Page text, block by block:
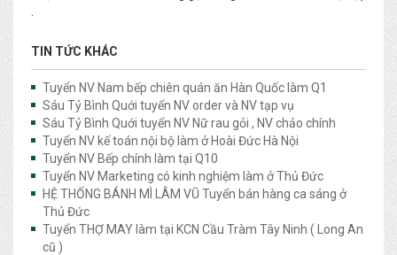
TIN TỨC KHÁC
Tuyển NV Nam bếp chiên quán ăn Hàn Quốc làm Q1
Sáu Tỷ Bình Quới tuyển NV order và NV tạp vụ
Sáu Tỷ Bình Quới tuyển NV Nữ rau gỏi , NV chảo chính
Tuyển NV kế toán nội bộ làm ở Hoài Đức Hà Nội
Tuyển NV Bếp chính làm tại Q10
Tuyển NV Marketing có kinh nghiệm làm ở Thủ Đức
HỆ THỐNG BÁNH MÌ LÂM VŨ Tuyển bán hàng ca sáng ở
Thủ Đức
Tuyển THỢ MAY làm tại KCN Cầu Tràm Tây Ninh ( Long An
cũ )